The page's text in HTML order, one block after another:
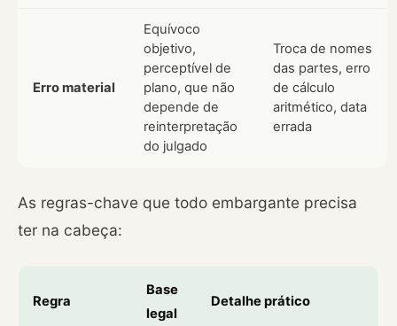
Erro material
Equívoco
objetivo,
perceptível de
plano, que não
depende de
reinterpretação
do julgado
Troca de nomes
das partes, erro
de cálculo
aritmético, data
errada
As regras-chave que todo embargante precisa
ter na cabeça:
Regra
Base
legal
Detalhe prático